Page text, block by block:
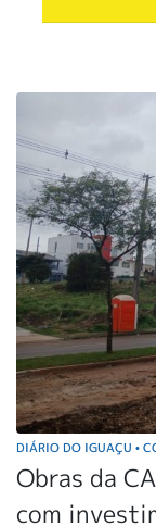
DIÁRIO DO IGUAÇU •
Obras da
com